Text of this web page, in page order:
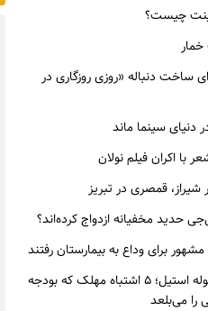
چیست؟
ساخت دنباله «روزی روزگاری در
سینما ماند
با اکران فیلم نولان
شیراز، قمصری در تبریز
حدید مخفیانه ازدواج کرده‌اند؟
مشهور برای وداع به بیمارستان رفتند
پشت‌پرده بازار لوله استیل؛ ۵ اشتباه مهلک که بودجه
را می‌بلعد